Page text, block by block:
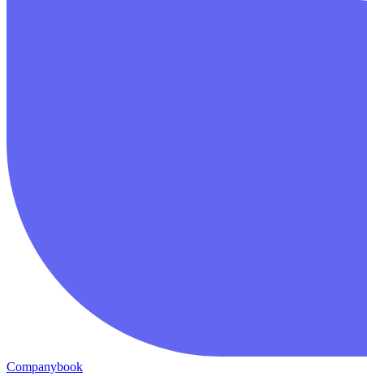
Companybook